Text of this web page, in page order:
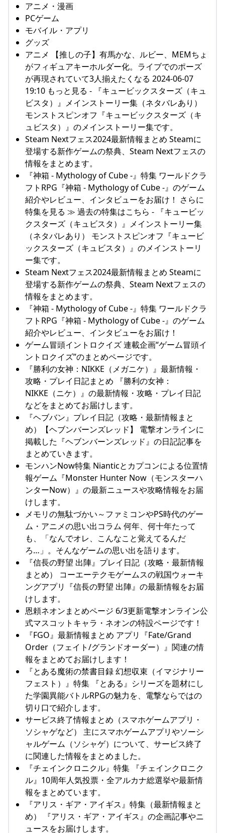
アニメ・漫画
PCゲーム
モバイル・アプリ
グッズ
アニメ 【推しの子】有馬かな、ルビー、MEMちょ
がフィギュアキーホルダー化。ライブでのポーズ
が再現されていて3人揃えたくなる 2024-06-07
19:10 もっと見る - 『キュービックスターズ（キュ
ビスタ）』メインストーリー集（ネタバレあり）
モンストスピンオフ『キュービックスターズ（キ
ュビスタ）』のメインストーリー集です。
Steam Nextフェス2024最新情報まとめ Steamに
登場する新作ゲームの祭典、Steam Nextフェスの
情報をまとめます。
『神箱 - Mythology of Cube -』特集 ワールドクラ
フトRPG『神箱 - Mythology of Cube -』のゲーム
紹介やレビュー、インタビューをお届け！ さらに
特集を見る ≫ 過去の特集はこちら - 『キュービッ
クスターズ（キュビスタ）』メインストーリー集
（ネタバレあり） モンストスピンオフ『キュービ
ックスターズ（キュビスタ）』のメインストーリ
ー集です。
Steam Nextフェス2024最新情報まとめ Steamに
登場する新作ゲームの祭典、Steam Nextフェスの
情報をまとめます。
『神箱 - Mythology of Cube -』特集 ワールドクラ
フトRPG『神箱 - Mythology of Cube -』のゲーム
紹介やレビュー、インタビューをお届け！
ゲーム冒頭イントロクイズ 連載企画“ゲーム冒頭イ
ントロクイズ”のまとめページです。
『勝利の女神：NIKKE（メガニケ）』最新情報・
攻略・プレイ日記まとめ 『勝利の女神：
NIKKE（ニケ）』の最新情報・攻略・プレイ日記
などをまとめてお届けします。
『ヘブバン』プレイ日記（攻略・最新情報まと
め）【ヘブンバーンズレッド】 電撃オンラインに
掲載した『ヘブンバーンズレッド』の日記記事を
まとめていきます。
モンハンNow特集 Nianticとカプコンによる位置情
報ゲーム『Monster Hunter Now（モンスターハ
ンターNow）』の最新ニュースや攻略情報をお届
けします。
メモリの無駄づかい～ファミコンやPS時代のゲー
ム・アニメの思い出コラム 何年、何十年たって
も、「なんでオレ、こんなこと覚えてるんだ
ろ…」。そんなゲームの思い出を語ります。
『信長の野望 出陣』プレイ日記（攻略・最新情報
まとめ） コーエーテクモゲームスの戦国ウォーキ
ングアプリ『信長の野望 出陣』の最新情報をお届
けします。
恩頼ネオンまとめページ 6/3更新電撃オンライン公
式マスコットキャラ・ネオンの特設ページです！
『FGO』最新情報まとめ アプリ『Fate/Grand
Order（フェイト/グランドオーダー）』関連の情
報をまとめてお届けします！
『とある魔術の禁書目録 幻想収束（イマジナリー
フェスト）』特集 『とある』シリーズを題材にし
た学園異能バトルRPGの魅力を、電撃ならではの
切り口で紹介します。
サービス終了情報まとめ（スマホゲームアプリ・
ソシャゲなど） 主にスマホゲームアプリやソーシ
ャルゲーム（ソシャゲ）について、サービス終了
に関連した情報をまとめました。
『チェインクロニクル』特集 『チェインクロニク
ル』10周年人気投票・全アルカナ総選挙や最新情
報をまとめています。
『アリス・ギア・アイギス』特集（最新情報まと
め） 『アリス・ギア・アイギス』の企画記事やニ
ュースをお届けします。